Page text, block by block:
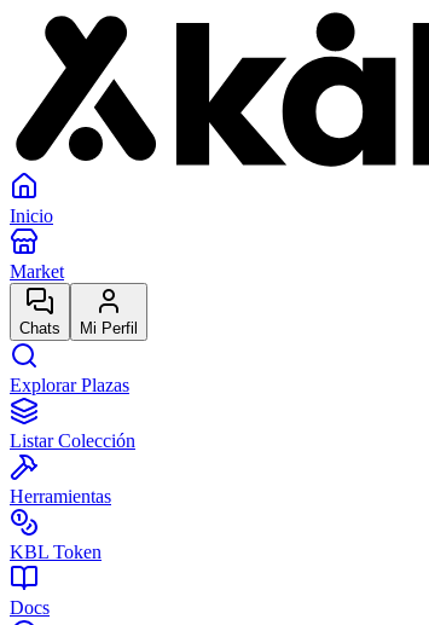
Inicio
Market
Chats Mi Perfil
Explorar Plazas
Listar Colección
Herramientas
KBL Token
Docs